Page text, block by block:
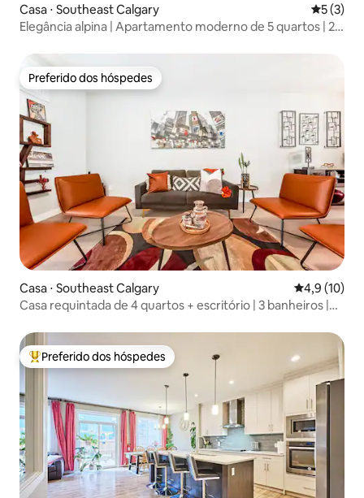
Casa ⋅ Southeast Calgary 5 de
5 (3)
Elegância alpina | Apartamento moderno de 5 quartos | 2
Preferido dos hóspedes
Preferido dos hóspedes
Casa ⋅ Southeast Calgary 4,9 de uma
4,9 (10)
Casa requintada de 4 quartos + escritório | 3 banheiros |
Entre os melhores preferidos dos hóspedes
Preferido dos hóspedes